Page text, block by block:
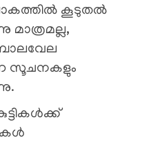
കൂടുതൽ
സൂചനകളും